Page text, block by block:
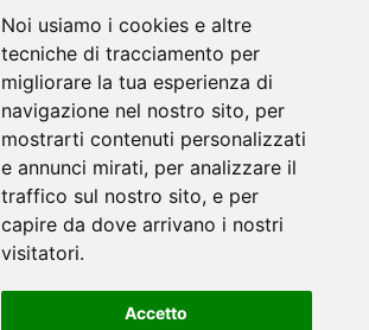
Noi usiamo i cookies e altre
tecniche di tracciamento per
migliorare la tua esperienza di
navigazione nel nostro sito, per
mostrarti contenuti personalizzati
e annunci mirati, per analizzare il
traffico sul nostro sito, e per
capire da dove arrivano i nostri
visitatori.
Accetto
I reparti del supermercato
I Nostri Servizi
Gli orari
Dove Siamo
Note Legali
Condizioni
Privacy Policy
Aggiorna le tue preferenze